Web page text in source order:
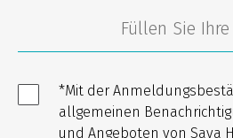
*Mit der
allgemeinen
und Angeboten von Sava